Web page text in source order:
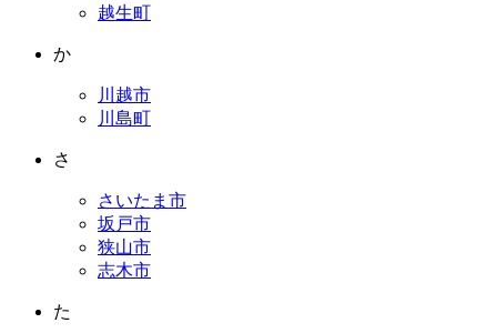
越生町
か
川越市
川島町
さ
さいたま市
坂戸市
狭山市
志木市
た